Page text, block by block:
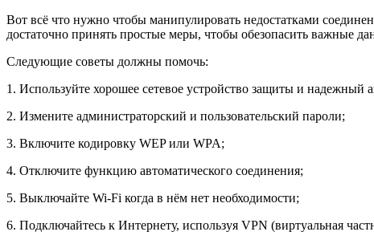
Вот всё что нужно чтобы манипулировать недостатками
достаточно принять простые меры, чтобы обезопасить важные
Следующие советы должны помочь:
1. Используйте хорошее сетевое устройство защиты и надежный
2. Измените администраторский и пользовательский пароли;
3. Включите кодировку WEP или WPA;
4. Отключите функцию автоматического соединения;
5. Выключайте Wi-Fi когда в нём нет необходимости;
6. Подключайтесь к Интернету, используя VPN (виртуальная